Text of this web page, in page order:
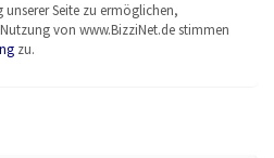
unserer Seite zu ermöglichen,
von www.BizziNet.de stimmen
zu.